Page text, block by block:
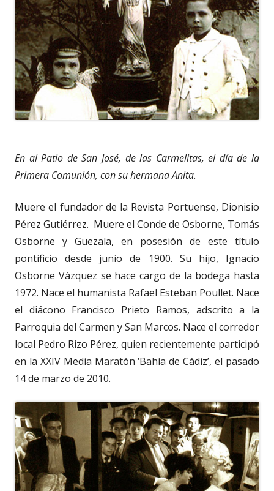
En al Patio de San José, de las Carmelitas, el día de la
Primera Comunión, con su hermana Anita.
Muere el fundador de la Revista Portuense, Dionisio
Pérez Gutiérrez. Muere el Conde de Osborne, Tomás
Osborne y Guezala, en posesión de este título
pontificio desde junio de 1900. Su hijo, Ignacio
Osborne Vázquez se hace cargo de la bodega hasta
1972. Nace el humanista Rafael Esteban Poullet. Nace
el diácono Francisco Prieto Ramos, adscrito a la
Parroquia del Carmen y San Marcos. Nace el corredor
local Pedro Rizo Pérez, quien recientemente participó
en la XXIV Media Maratón ‘Bahía de Cádiz’, el pasado
14 de marzo de 2010.